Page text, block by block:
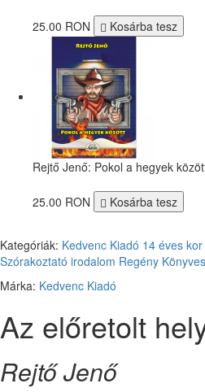
25.00 RON Kosárba tesz
Rejtő Jenő: Pokol a hegyek
25.00 RON Kosárba tesz
Kategóriák: Kedvenc Kiadó 14 éves
Szórakoztató irodalom Regény
Márka: Kedvenc Kiadó
Az előretolt
Rejtő Jenő